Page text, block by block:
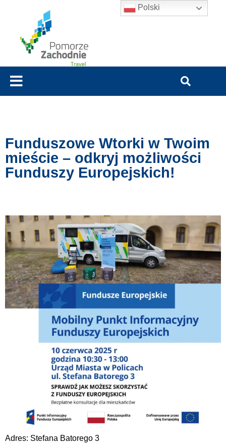
Funduszowe Wtorki w Twoim
mieście – odkryj możliwości
Funduszy Europejskich!
Adres: Stefana Batorego 3
Polski